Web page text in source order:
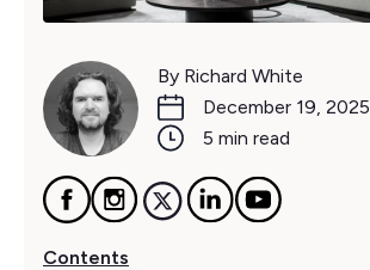
By Richard White
December 19, 2025
5 min read
Contents